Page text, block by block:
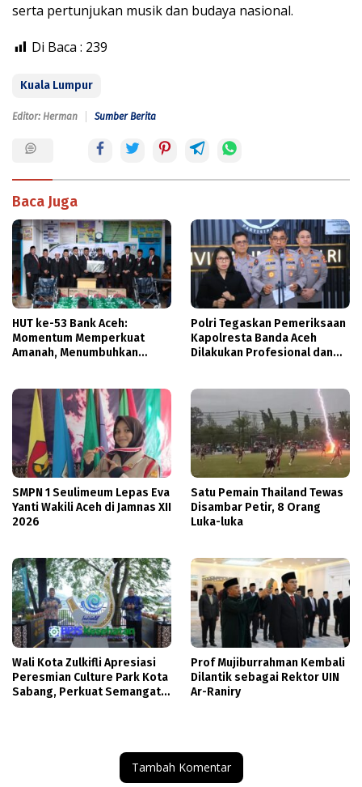
serta pertunjukan musik dan budaya nasional.
Di Baca : 239
Kuala Lumpur
Editor: Herman Sumber Berita
Baca Juga
HUT ke-53 Bank Aceh:
Momentum Memperkuat
Amanah, Menumbuhkan
Polri Tegaskan Pemeriksaan
Kapolresta Banda Aceh
Dilakukan Profesional dan
SMPN 1 Seulimeum Lepas Eva
Yanti Wakili Aceh di Jamnas XII
2026
Satu Pemain Thailand Tewas
Disambar Petir, 8 Orang
Luka-luka
Wali Kota Zulkifli Apresiasi
Peresmian Culture Park Kota
Sabang, Perkuat Semangat
Prof Mujiburrahman Kembali
Dilantik sebagai Rektor UIN
Ar-Raniry
Tambah Komentar